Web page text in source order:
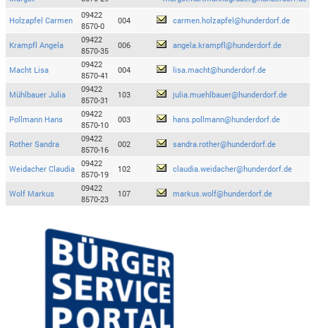
Holzapfel Carmen
09422
8570-0
004 carmen.holzapfel@hunderdorf.de
Krampfl Angela
09422
8570-35
006 angela.krampfl@hunderdorf.de
Macht Lisa
09422
8570-41
004 lisa.macht@hunderdorf.de
Mühlbauer Julia
09422
8570-31
103 julia.muehlbauer@hunderdorf.de
Pollmann Hans
09422
8570-10
003 hans.pollmann@hunderdorf.de
Rother Sandra
09422
8570-16
002 sandra.rother@hunderdorf.de
Weidacher Claudia
09422
8570-19
102 claudia.weidacher@hunderdorf.de
Wolf Markus
09422
8570-23
107 markus.wolf@hunderdorf.de